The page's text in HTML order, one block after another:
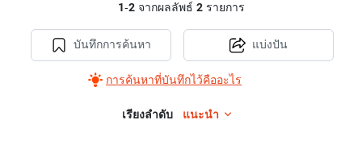
อสังหาริมทรัพย์
ประกาศ
1-2จากผลลัพธ์ 2รายการ
บันทึกการค้นหา
การค้นหาที่บันทึกไว้คืออะไร
แบ่งปัน
เรียงลำดับ แนะนำ